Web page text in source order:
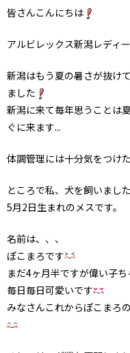
皆さんこんにちは
アルビレックス新潟レディ
新潟はもう夏の暑さが抜け
ました
新潟に来て毎年思うことは
ぐに来ます...
体調管理には十分気をつけ
ところで私、犬を飼いました
5月2日生まれのメスです。
名前は、、、
ぽこまろです
まだ4ヶ月半ですが偉い子ち
毎日毎日可愛いです
みなさんこれからぽこまろ